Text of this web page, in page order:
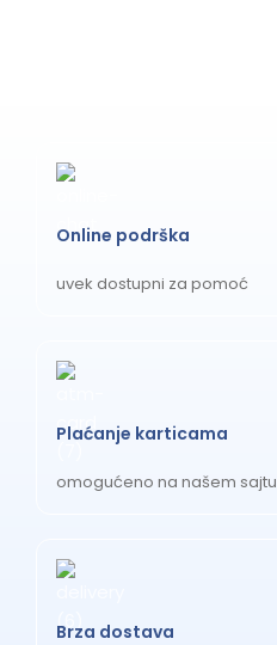
Online podrška
uvek dostupni za pomoć
Plaćanje karticama
omogućeno na našem sajtu
Brza dostava